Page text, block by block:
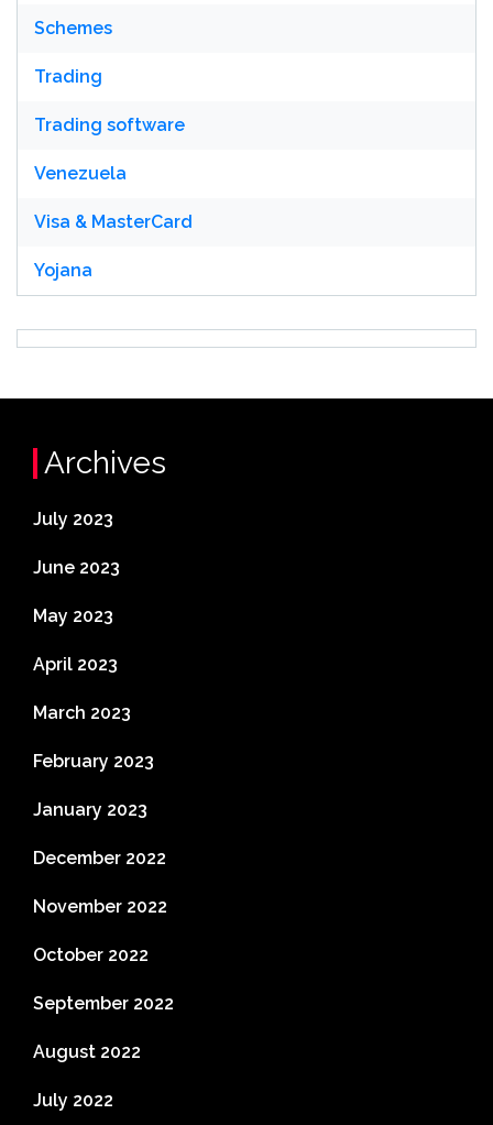
Schemes
Trading
Trading software
Venezuela
Visa & MasterCard
Yojana
Archives
July 2023
June 2023
May 2023
April 2023
March 2023
February 2023
January 2023
December 2022
November 2022
October 2022
September 2022
August 2022
July 2022